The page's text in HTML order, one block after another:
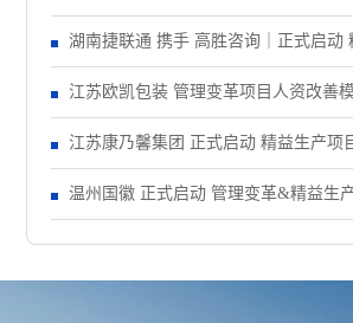
正式启动 管理变革项目
湖南捷联通 携手 高胜咨询｜正式启动
江苏欧凯包装 管理变革项目人资改善
江苏康乃馨集团 正式启动 精益生产项
温州国徽 正式启动 管理变革&精益生产